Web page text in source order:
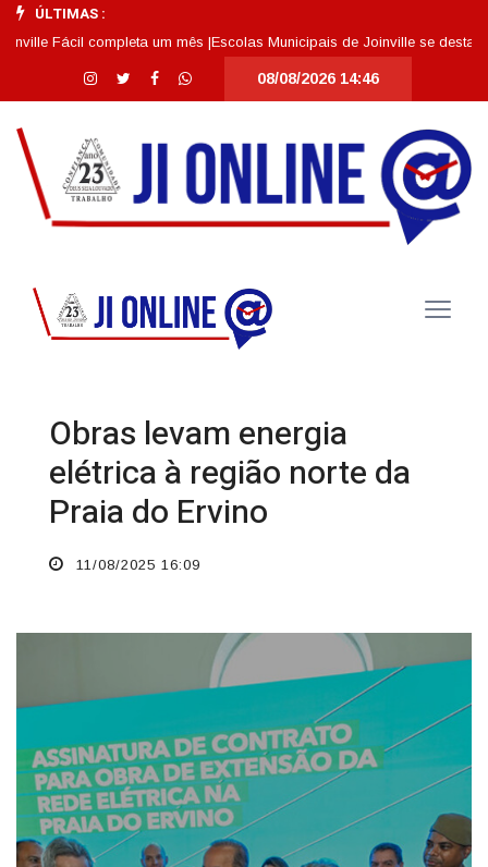
ÚLTIMAS :
Fácil completa um mês |Escolas Municipais de Joinville se destacam
08/08/2026 14:46
Obras levam energia
elétrica à região norte da
Praia do Ervino
11/08/2025 16:09